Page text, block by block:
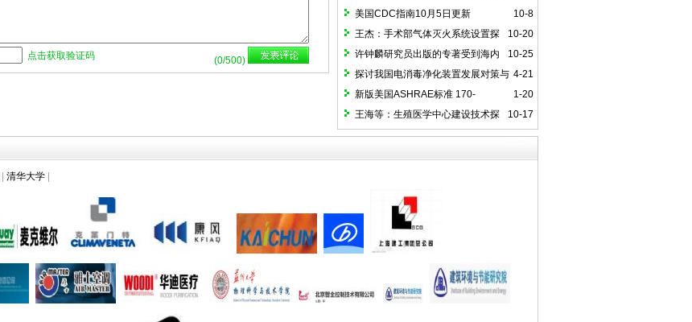
(0/500)
点击获取验证码
术室建设（一）
10-8
美国CDC指南10月5日更新
10-20
王杰：手术部气体灭火系统设置探
讨
10-25
许钟麟研究员出版的专著受到海内
外读者的广泛关注
4-21
探讨我国电消毒净化装置发展对策与
国际接轨路径
1-20
新版美国ASHRAE标准 170-
2025《医疗护理设施通风》简介
10-17
王海等：生殖医学中心建设技术探
讨
清华大学